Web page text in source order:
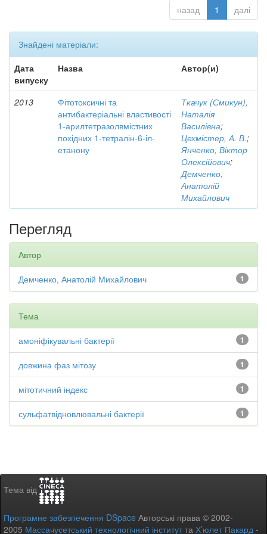
назад 1 далі
Знайдені матеріали:
Дата
випуску
Назва Автор(и)
2013
Фітотоксичні та
антибактеріальні властивості
1-арилтетразолвмістних
похідних 1-тетралін-6-іл-
етанону
Ткачук (Смикун),
Наталія
Василівна;
Цехмістер, А. В.;
Янченко, Віктор
Олексійович;
Демченко,
Анатолій
Михайлович
Перегляд
Автор
1
Демченко, Анатолій Михайлович
Тема
1
амоніфікувальні бактерії
1
довжина фаз мітозу
1
мітотичний індекс
1
сульфатвідновлювальні бактерії
Тема від
Програмне забезпечення DSpace Авторські права © 2002-
2005 Массачусетський технологічний інститутта Х’юлет Пакард -